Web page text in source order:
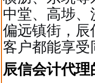
中堂、高埗
偏远镇街，
客户都能享
辰信会计代